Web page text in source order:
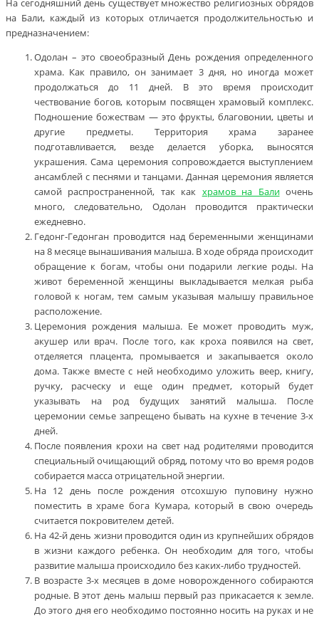
На сегодняшний день существует множество религиозных обрядов
на Бали, каждый из которых отличается продолжительностью и
предназначением:
Одолан – это своеобразный День рождения определенного
храма. Как правило, он занимает 3 дня, но иногда может
продолжаться до 11 дней. В это время происходит
чествование богов, которым посвящен храмовый комплекс.
Подношение божествам — это фрукты, благовонии, цветы и
другие предметы. Территория храма заранее
подготавливается, везде делается уборка, выносятся
украшения. Сама церемония сопровождается выступлением
ансамблей с песнями и танцами. Данная церемония является
самой распространенной, так как храмов на Балиочень
много, следовательно, Одолан проводится практически
ежедневно.
Гедонг-Гедонган проводится над беременными женщинами
на 8 месяце вынашивания малыша. В ходе обряда происходит
обращение к богам, чтобы они подарили легкие роды. На
живот беременной женщины выкладывается мелкая рыба
головой к ногам, тем самым указывая малышу правильное
расположение.
Церемония рождения малыша. Ее может проводить муж,
акушер или врач. После того, как кроха появился на свет,
отделяется плацента, промывается и закапывается около
дома. Также вместе с ней необходимо уложить веер, книгу,
ручку, расческу и еще один предмет, который будет
указывать на род будущих занятий малыша. После
церемонии семье запрещено бывать на кухне в течение 3-х
дней.
После появления крохи на свет над родителями проводится
специальный очищающий обряд, потому что во время родов
собирается масса отрицательной энергии.
На 12 день после рождения отсохшую пуповину нужно
поместить в храме бога Кумара, который в свою очередь
считается покровителем детей.
На 42-й день жизни проводится один из крупнейших обрядов
в жизни каждого ребенка. Он необходим для того, чтобы
развитие малыша происходило без каких-либо трудностей.
В возрасте 3-х месяцев в доме новорожденного собираются
родные. В этот день малыш первый раз прикасается к земле.
До этого дня его необходимо постоянно носить на руках и не